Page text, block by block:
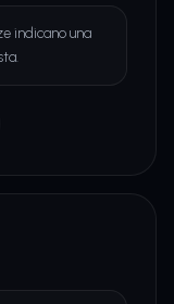
indicano una